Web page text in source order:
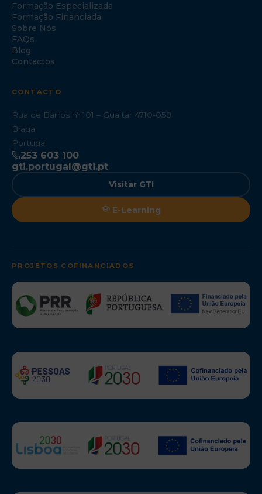
Formação Especializada
Formação Financiada
Sobre Nós
FAQs
Blog
Contactos
CONTACTO
Rua de Barros nº 101 – Gualtar 4710-058
Braga
Portugal
253 603 100
gti.portugal@gti.pt
Visitar GTI
E-Learning
PROJETOS COFINANCIADOS